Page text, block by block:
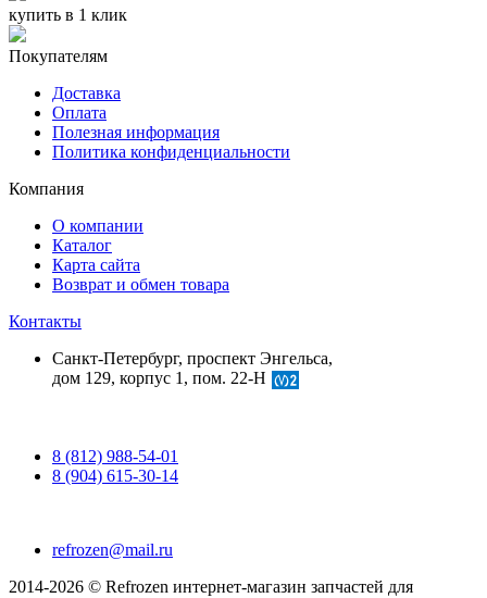
купить в 1 клик
Покупателям
Доставка
Оплата
Полезная информация
Политика конфиденциальности
Компания
О компании
Каталог
Карта сайта
Возврат и обмен товара
Контакты
Санкт-Петербург, проспект Энгельса,
дом 129, корпус 1, пом. 22-Н
8 (812) 988-54-01
8 (904) 615-30-14
refrozen@mail.ru
2014-2026 © Refrozen интернет-магазин запчастей для